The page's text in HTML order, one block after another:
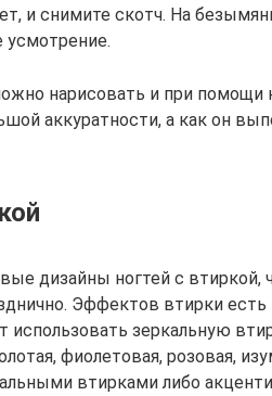
и снимите скотч. На
усмотрение.
нарисовать и при помощи
аккуратности, а как он
дизайны ногтей с втиркой,
Эффектов втирки
зеркальную
фиолетовая, розовая,
втирками либо